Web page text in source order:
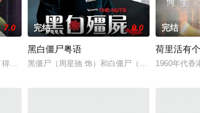
国人心灵的爱国青年，荡气回肠，感人肺
7.0
的狀師戴亞斗（鄭丹瑞）。村民每有任何冤情申訴，均
完结 9.0
黑白僵尸粤语
黑僵尸（周星驰 饰）和白僵尸（龙炳基 饰）是僵
完结
荷里活有
1960年代香